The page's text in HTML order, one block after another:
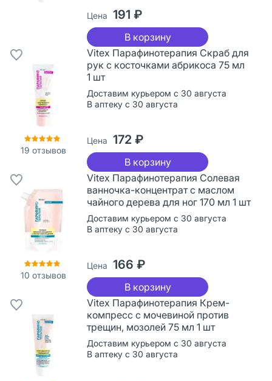
Цена 191 ₽
В корзину
19 отзывов
Vitex Парафинотерапия Скраб для
рук с косточками абрикоса 75 мл
1 шт
Доставим курьером с 30 августа
В аптеку с 30 августа
Цена 172 ₽
В корзину
10 отзывов
Vitex Парафинотерапия Солевая
ванночка-концентрат с маслом
чайного дерева для ног 170 мл 1 шт
Доставим курьером с 30 августа
В аптеку с 30 августа
Цена 166 ₽
В корзину
Vitex Парафинотерапия Крем-
компресс с мочевиной против
трещин, мозолей 75 мл 1 шт
Доставим курьером с 30 августа
В аптеку с 30 августа